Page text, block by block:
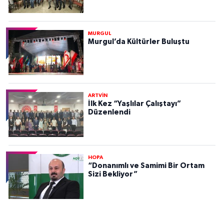
MURGUL
Murgul’da Kültürler Buluştu
ARTVİN
İlk Kez “Yaşlılar Çalıştayı”
Düzenlendi
HOPA
“Donanımlı ve Samimi Bir Ortam
Sizi Bekliyor”